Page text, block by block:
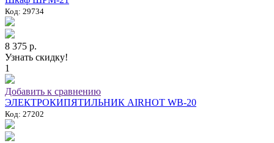
Код: 29734
8 375 р.
Узнать скидку!
1
Добавить к сравнению
ЭЛЕКТРОКИПЯТИЛЬНИК AIRHOT WB-20
Код: 27202